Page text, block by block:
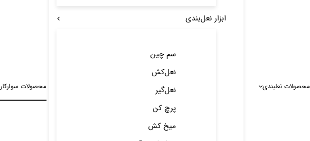
محصولات نعلبندی
ابزار نعل‌بندی
سم چین
نعل‌کش
نعل‌گیر
پرچ کن
میخ کش
محصولات سوارکار